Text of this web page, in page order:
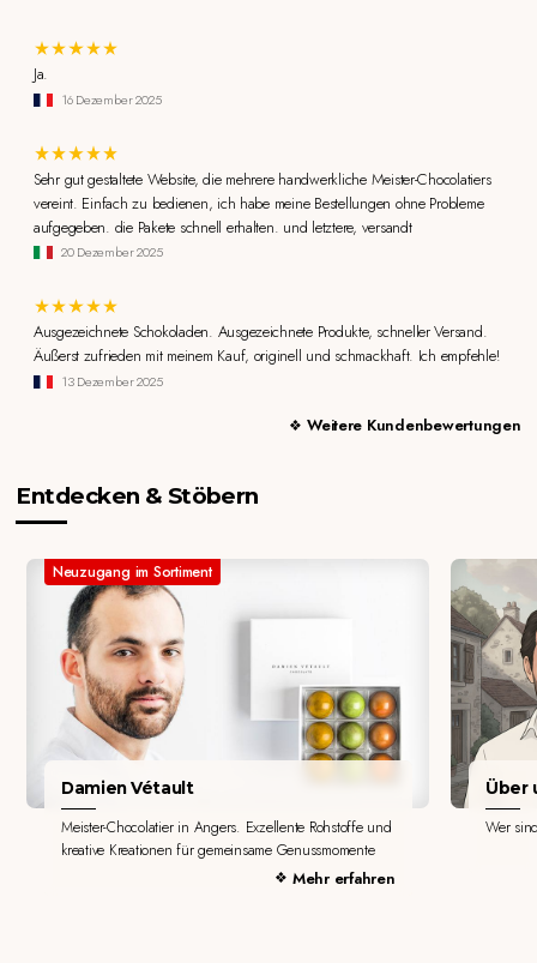
Ja.
16 Dezember 2025
Sehr gut gestaltete Website, die mehrere handwerkliche Meister-Chocolatiers
vereint. Einfach zu bedienen, ich habe meine Bestellungen ohne Probleme
aufgegeben. die Pakete schnell erhalten. und letztere, versandt
20 Dezember 2025
Ausgezeichnete Schokoladen. Ausgezeichnete Produkte, schneller Versand.
Äußerst zufrieden mit meinem Kauf, originell und schmackhaft. Ich empfehle!
13 Dezember 2025
Weitere Kundenbewertungen
Entdecken & Stöbern
Neuzugang im Sortiment
Damien Vétault
Meister-Chocolatier in Angers. Exzellente Rohstoffe und
kreative Kreationen für gemeinsame Genussmomente
Mehr erfahren
Über
Wer